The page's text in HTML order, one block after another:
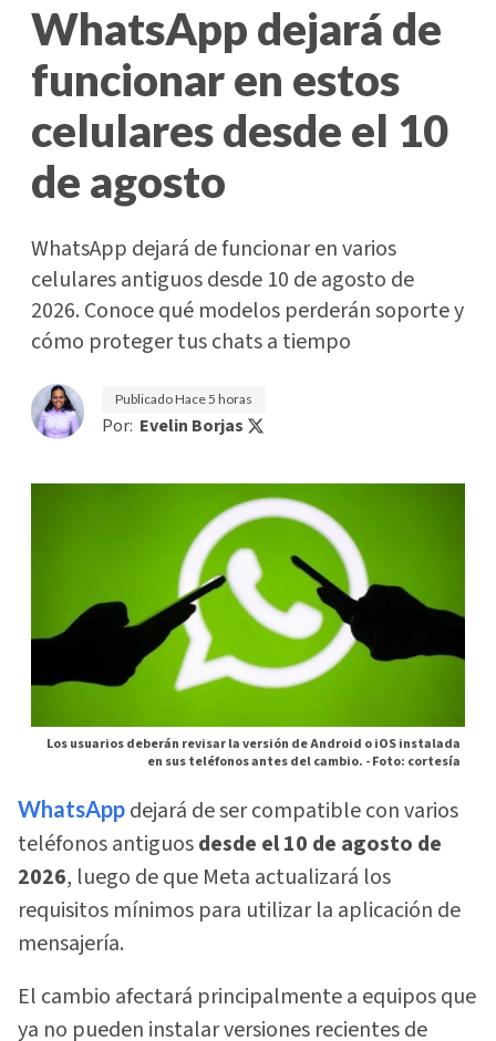
WhatsApp dejará de
funcionar en estos
celulares desde el 10
de agosto
WhatsApp dejará de funcionar en varios
celulares antiguos desde 10 de agosto de
2026. Conoce qué modelos perderán soporte y
cómo proteger tus chats a tiempo
PublicadoHace 5 horas
Por: Evelin Borjas
Los usuarios deberán revisar la versión de Android o iOS instalada
en sus teléfonos antes del cambio. -Foto: cortesía
WhatsApp dejará de ser compatible con varios
teléfonos antiguosdesde el 10 de agosto de
2026, luego de que Meta actualizará los
requisitos mínimos para utilizar la aplicación de
mensajería.
El cambio afectará principalmente a equipos que
ya no pueden instalar versiones recientes de